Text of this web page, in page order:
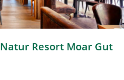
Familien Natur Resort
Resort Moar Gut